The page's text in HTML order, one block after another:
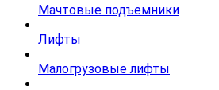
Мачтовые подъемники
Лифты
Малогрузовые лифты